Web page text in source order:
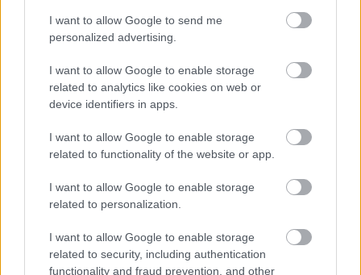
I want to allow Google to send me
personalized advertising.
I want to allow Google to enable storage
related to analytics like cookies on web or
device identifiers in apps.
I want to allow Google to enable storage
related to functionality of the website or app.
I want to allow Google to enable storage
related to personalization.
I want to allow Google to enable storage
related to security, including authentication
functionality and fraud prevention, and other
επίσκεψής τους σε ένα εργοστάσιο.
Η πολυτελής γκαρνταρόμπα του Πούτιν έρχεται σε
αντίθεση με την ταπεινή ενδυμασία του Ουκρανού